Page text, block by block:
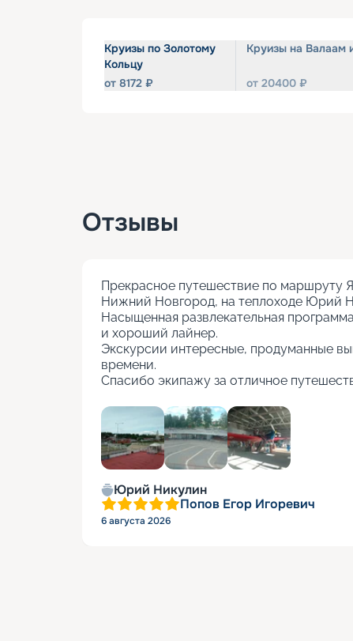
Круизы по Золотому
Кольцу
от 8172 ₽
Круизы на Валаам
от 20400 ₽
Отзывы
Прекрасное путешествие по маршруту
Нижний Новгород, на теплоходе Юрий
Насыщенная развлекательная
и хороший лайнер.
Экскурсии интересные, продуманные
времени.
Спасибо экипажу за отличное
Юрий Никулин
Попов Егор Игоревич
6 августа 2026